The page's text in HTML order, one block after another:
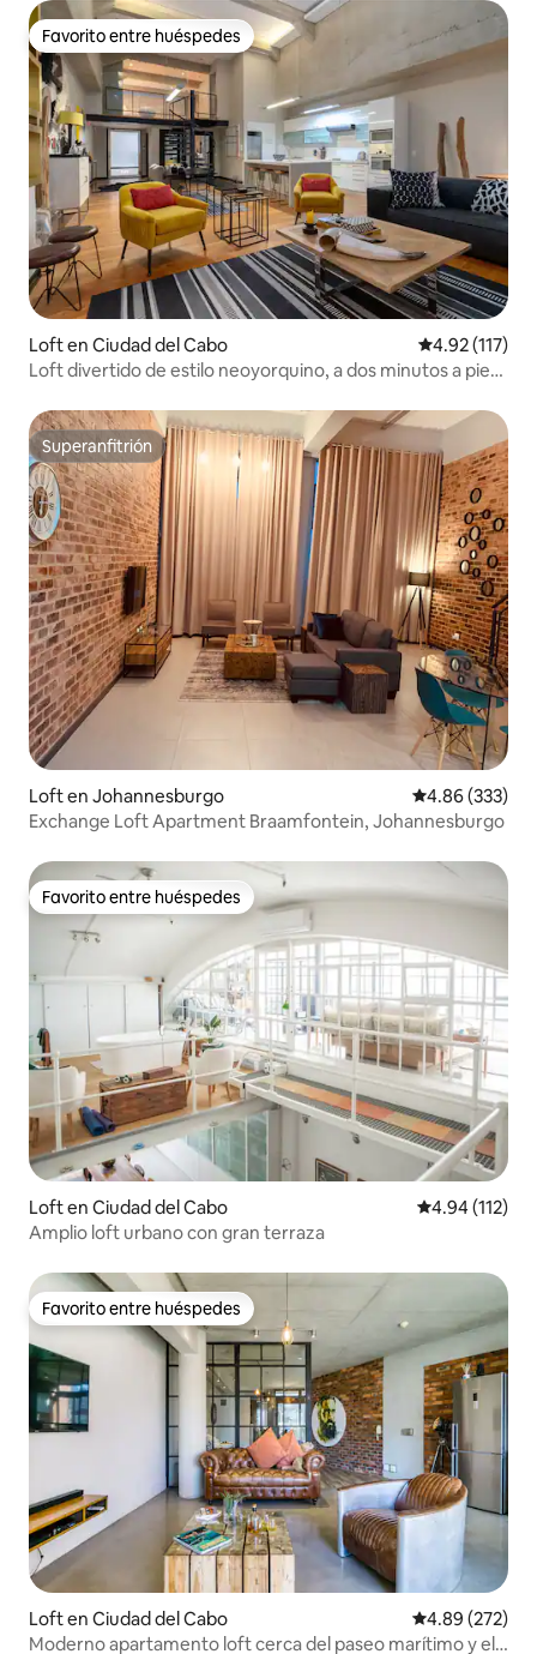
Favorito entre huéspedes
Favorito entre huéspedes
Loft en Ciudad del Cabo Calificación
4.92 (117)
Loft divertido de estilo neoyorquino, a dos minutos a pie
Superanfitrión
Superanfitrión
Loft en Johannesburgo Calificación
4.86 (333)
Exchange Loft Apartment Braamfontein, Johannesburgo
Favorito entre huéspedes
Favorito entre huéspedes
Loft en Ciudad del Cabo Calificación
4.94 (112)
Amplio loft urbano con gran terraza
Favorito entre huéspedes
Favorito entre huéspedes
Loft en Ciudad del Cabo Calificación
4.89 (272)
Moderno apartamento loft cerca del paseo marítimo y el